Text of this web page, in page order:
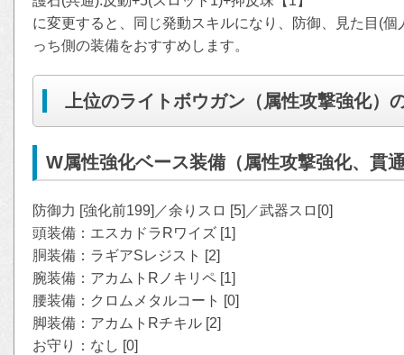
に変更すると、同じ発動スキルになり、防御、見た目(
っち側の装備をおすすめします。
上位のライトボウガン（属性攻撃強化）
W属性強化ベース装備（属性攻撃強化、貫
防御力 [強化前199]／余りスロ [5]／武器スロ[0]
頭装備：エスカドラRワイズ [1]
胴装備：ラギアSレジスト [2]
腕装備：アカムトRノキリペ [1]
腰装備：クロムメタルコート [0]
脚装備：アカムトRチキル [2]
お守り：なし [0]